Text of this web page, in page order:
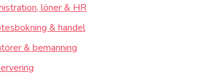
löner & HR
& handel
& bemanning